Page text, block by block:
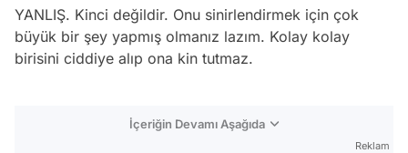
YANLIŞ. Kinci değildir. Onu sinirlendirmek için çok
büyük bir şey yapmış olmanız lazım. Kolay kolay
birisini ciddiye alıp ona kin tutmaz.
İçeriğin Devamı Aşağıda
Reklam